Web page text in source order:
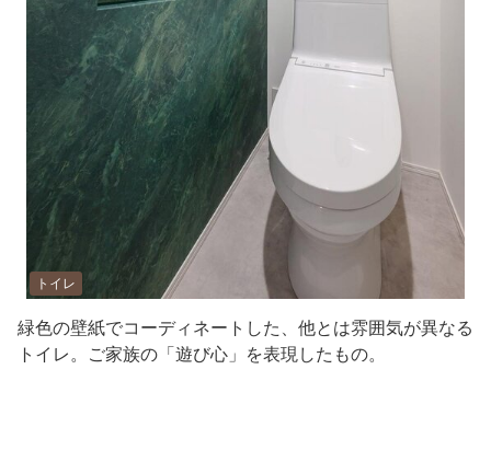
トイレ
緑色の壁紙でコーディネートした、他とは雰囲気が異なる
トイレ。ご家族の「遊び心」を表現したもの。